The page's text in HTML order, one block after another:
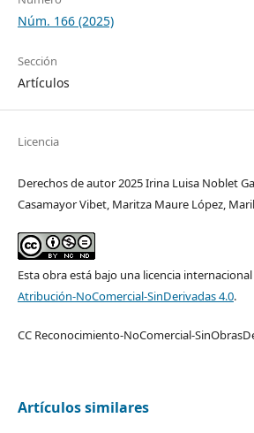
Núm. 166 (2025)
Sección
Artículos
Licencia
Derechos de autor 2025 Irina Luisa Noblet
Casamayor Vibet, Maritza Maure López,
Esta obra está bajo una licencia internacional
Atribución-NoComercial-SinDerivadas 4.0.
CC Reconocimiento-NoComercial-
Artículos similares